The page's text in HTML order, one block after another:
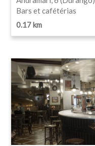
Bars et cafétérias
0.17 km